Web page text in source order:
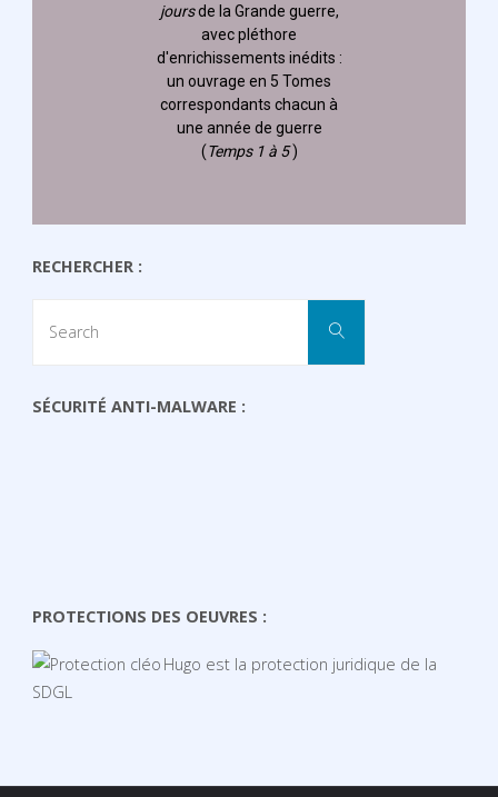
joursde la Grande guerre,
avec pléthore
d'enrichissements inédits :
un ouvrage en 5 Tomes
correspondants chacun à
une année de guerre
(Temps 1 à 5)
RECHERCHER :
Search
SÉCURITÉ ANTI-MALWARE :
PROTECTIONS DES OEUVRES :
Hugo est la protection juridique de la
SDGL